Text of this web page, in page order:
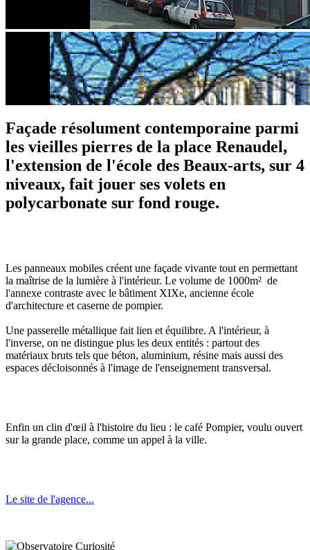
Façade résolument contemporaine parmi
les vieilles pierres de la place Renaudel,
l'extension de l'école des Beaux-arts, sur 4
niveaux, fait jouer ses volets en
polycarbonate sur fond rouge.
Les panneaux mobiles créent une façade vivante tout en permettant
la maîtrise de la lumière à l'intérieur. Le volume de 1000m² de
l'annexe contraste avec le bâtiment XIXe, ancienne école
d'architecture et caserne de pompier.
Une passerelle métallique fait lien et équilibre. A l'intérieur, à
l'inverse, on ne distingue plus les deux entités : partout des
matériaux bruts tels que béton, aluminium, résine mais aussi des
espaces décloisonnés à l'image de l'enseignement transversal.
Enfin un clin d'œil à l'histoire du lieu : le café Pompier, voulu ouvert
sur la grande place, comme un appel à la ville.
Le site de l'agence...